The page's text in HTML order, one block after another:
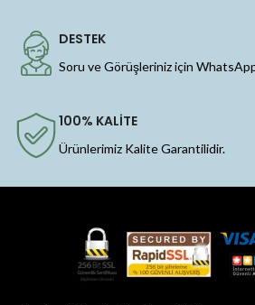
DESTEK
Soru ve Görüşleriniz için
100% KALİTE
Ürünlerimiz Kalite Garantilidir.